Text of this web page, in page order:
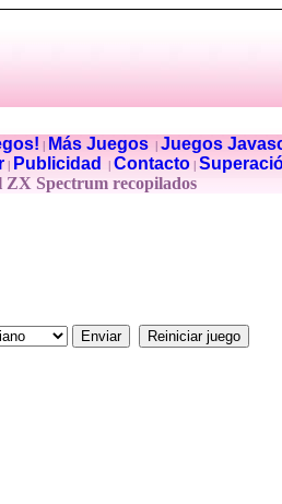
Más Juegos| Juegos
Publicidad Contacto
ZX Spectrum recopilados